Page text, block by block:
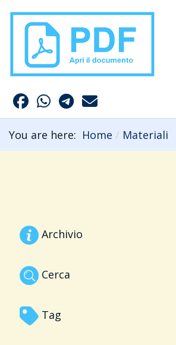
You are here: Home Materiali
Archivio
Cerca
Tag